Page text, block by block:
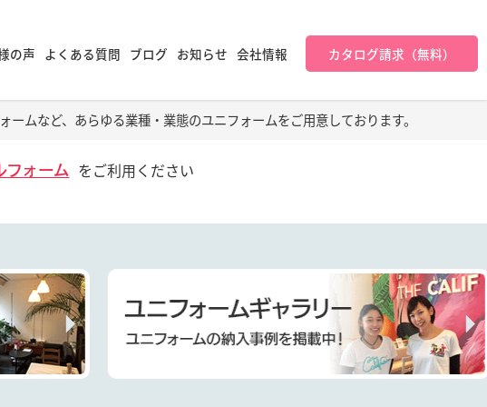
の声 よくある質問 ブログ お知らせ 会社情報 カタログ請求（無料）
ムなど、あらゆる業種・業態のユニフォームをご用意しております。
フォーム をご利用ください